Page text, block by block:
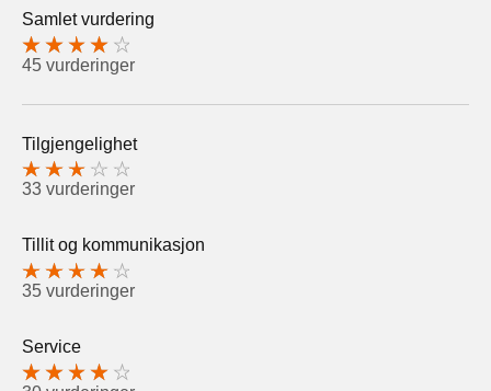
Samlet vurdering
45 vurderinger
Tilgjengelighet
33 vurderinger
Tillit og kommunikasjon
35 vurderinger
Service